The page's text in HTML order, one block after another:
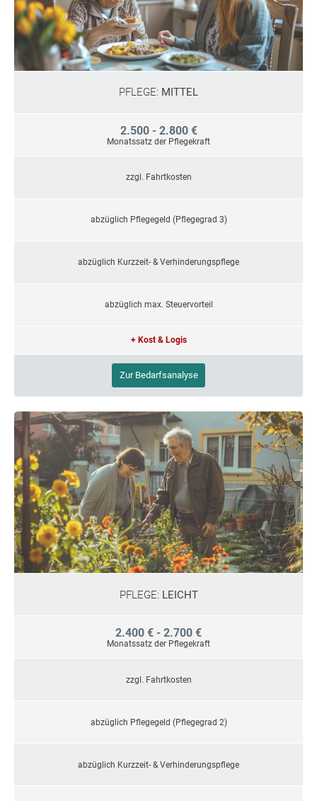
PFLEGE: MITTEL
2.500 - 2.800 €
Monatssatz der Pflegekraft
zzgl. Fahrtkosten
abzüglich Pflegegeld (Pflegegrad 3)
abzüglich Kurzzeit- & Verhinderungspflege
abzüglich max. Steuervorteil
+ Kost & Logis
Zur Bedarfsanalyse
PFLEGE: LEICHT
2.400 € - 2.700 €
Monatssatz der Pflegekraft
zzgl. Fahrtkosten
abzüglich Pflegegeld (Pflegegrad 2)
abzüglich Kurzzeit- & Verhinderungspflege